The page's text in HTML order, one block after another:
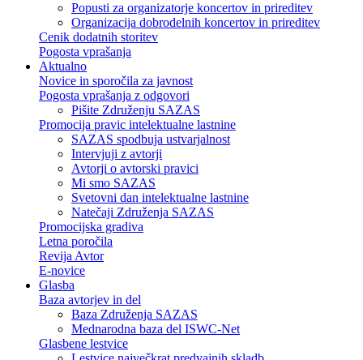
Popusti za organizatorje koncertov in prireditev
Organizacija dobrodelnih koncertov in prireditev
Cenik dodatnih storitev
Pogosta vprašanja
Aktualno
Novice in sporočila za javnost
Pogosta vprašanja z odgovori
Pišite Združenju SAZAS
Promocija pravic intelektualne lastnine
SAZAS spodbuja ustvarjalnost
Intervjuji z avtorji
Avtorji o avtorski pravici
Mi smo SAZAS
Svetovni dan intelektualne lastnine
Natečaji Združenja SAZAS
Promocijska gradiva
Letna poročila
Revija Avtor
E-novice
Glasba
Baza avtorjev in del
Baza Združenja SAZAS
Mednarodna baza del ISWC-Net
Glasbene lestvice